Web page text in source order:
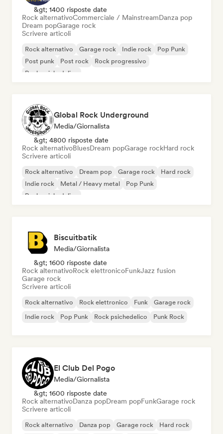
&gt; 1400 risposte date
Rock alternativoCommerciale / MainstreamDanza pop
Dream popGarage rock
Scrivere articoli
Rock alternativo Garage rock Indie rock
Pop Punk
Post punk
Post rock
Rock progressivo
Rock psichedelico
Global Rock Underground
Media/Giornalista
&gt; 4800 risposte date
Rock alternativoBluesDream popGarage rockHard rock
Scrivere articoli
Rock alternativo Dream pop Garage rock
Hard rock
Indie rock
Metal / Heavy metal
Pop Punk
Rock psichedelico
Biscuitbatik
Media/Giornalista
&gt; 1600 risposte date
Rock alternativoRock elettronicoFunkJazz fusion
Garage rock
Scrivere articoli
Rock alternativo Rock elettronico Funk
Garage rock
Indie rock
Pop Punk Rock psichedelico Punk Rock
El Club Del Pogo
Media/Giornalista
&gt; 1600 risposte date
Rock alternativoDanza popDream popFunkGarage rock
Scrivere articoli
Rock alternativo Danza pop Garage rock
Hard rock